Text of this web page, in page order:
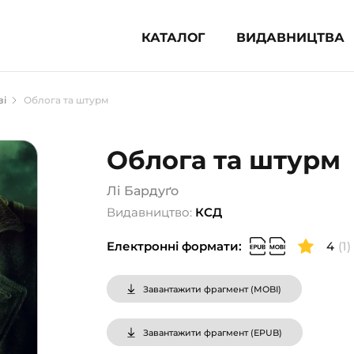
КАТАЛОГ ВИДАВНИЦТВА
література (1854)
для підлітків (240)
популярна література (1015)
література та посібники
довідники, словники
сертифікати (1)
Облога та штурм
Облога та штурм
Лі Бардуґо
Видавництво: КСД
Електронні формати: 4 (1)
Завантажити фрагмент (MOBI)
Завантажити фрагмент (EPUB)